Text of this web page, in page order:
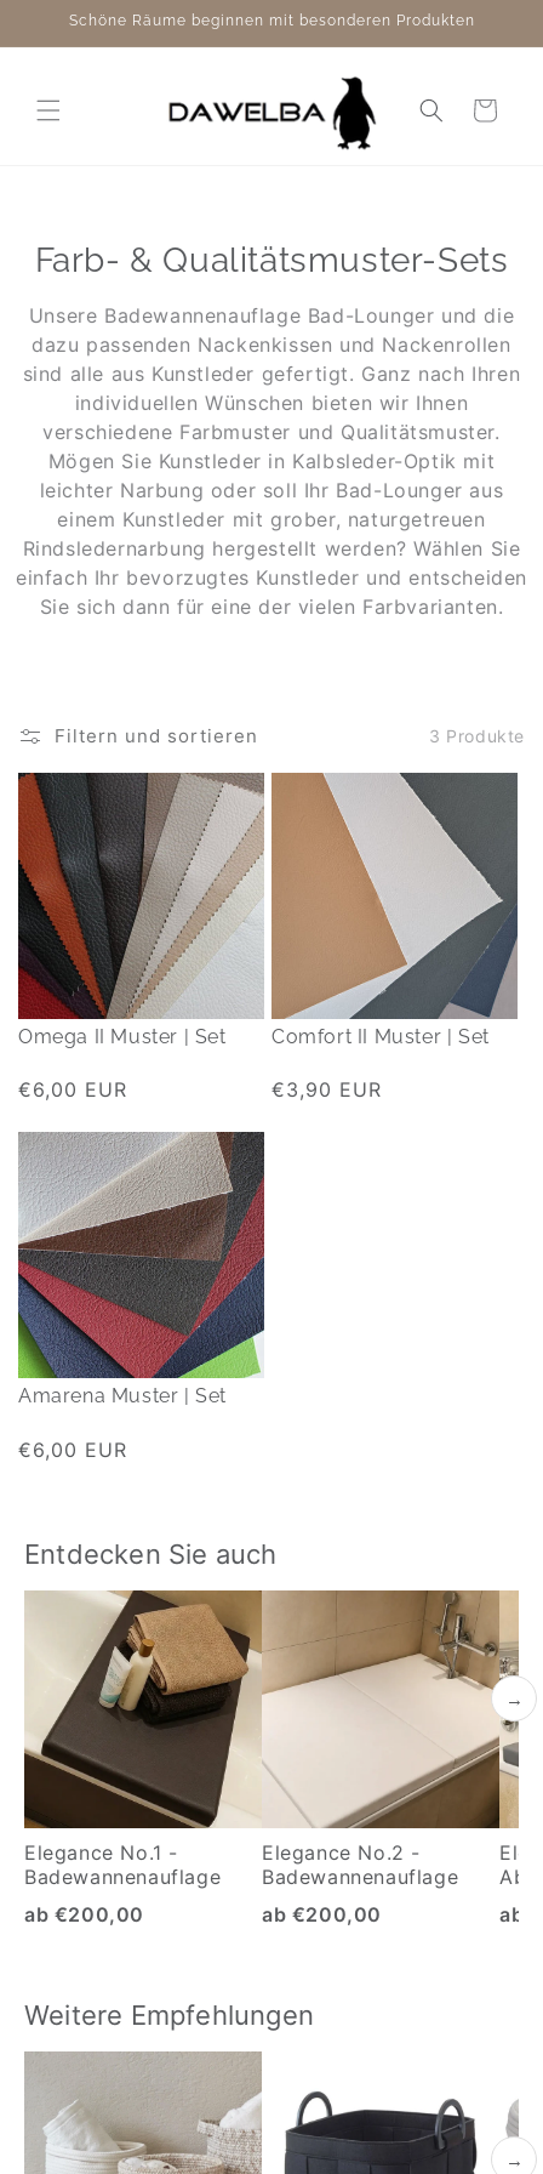
zum
Inhalt
Schöne Räume beginnen mit besonderen Produkten
Warenkorb
Farb- & Qualitätsmuster-Sets
Unsere Badewannenauflage Bad-Lounger und die
dazu passenden Nackenkissen und Nackenrollen
sind alle aus Kunstleder gefertigt. Ganz nach Ihren
individuellen Wünschen bieten wir Ihnen
verschiedene Farbmuster und Qualitätsmuster.
Mögen Sie Kunstleder in Kalbsleder-Optik mit
leichter Narbung oder soll Ihr Bad-Lounger aus
einem Kunstleder mit grober, naturgetreuen
Rindsledernarbung hergestellt werden? Wählen Sie
einfach Ihr bevorzugtes Kunstleder und entscheiden
Sie sich dann für eine der vielen Farbvarianten.
Filtern und sortieren 3 Produkte
Omega II Muster | Set
Normaler
€6,00 EUR
Comfort II Muster | Set
Normaler
€3,90 EUR
Amarena Muster | Set
Normaler
€6,00 EUR
Entdecken Sie auch
Elegance No.1 -
Badewannenauflage
ab €200,00
Elegance No.2 -
Badewannenauflage
ab €200,00
ab
→
Weitere Empfehlungen
→